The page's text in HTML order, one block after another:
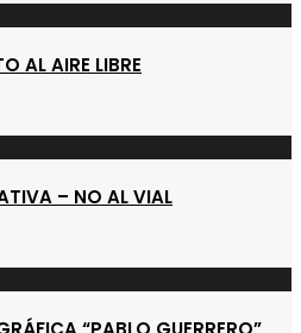
AL AIRE LIBRE
– NO AL VIAL